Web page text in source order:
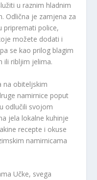
u raznim hladnim
Odlična je zamjena za
pripremati police,
možete dodati i
se kao prilog blagim
ili ribljim jelima.
na obiteljskim
namirnice poput
odlučili svojom
jela lokalne kuhinje
recepte i okuse
namirnicama
Učke, svega